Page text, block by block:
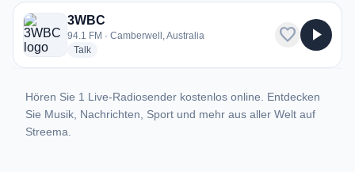
1 Radiosender aus Camberwell
3WBC
94.1 FM · Camberwell, Australia
Talkradio stations
favorite play_arrow
Hören Sie 1 Live-Radiosender kostenlos online. Entdecken
Sie Musik, Nachrichten, Sport und mehr aus aller Welt auf
Streema.